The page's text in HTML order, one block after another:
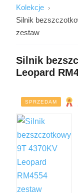
Kolekcje
Silnik
zestaw
Silnik
Leopard
SPRZEDAM